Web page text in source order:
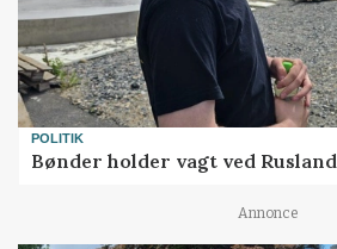
POLITIK
Bønder holder vagt ved Rusland
Annonce